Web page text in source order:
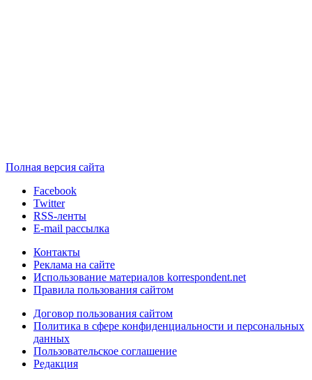
Полная версия сайта
Facebook
Twitter
RSS-ленты
E-mail рассылка
Контакты
Реклама на сайте
Использование материалов korrespondent.net
Правила пользования сайтом
Договор пользования сайтом
Политика в сфере конфиденциальности и персональных
данных
Пользовательское соглашение
Редакция